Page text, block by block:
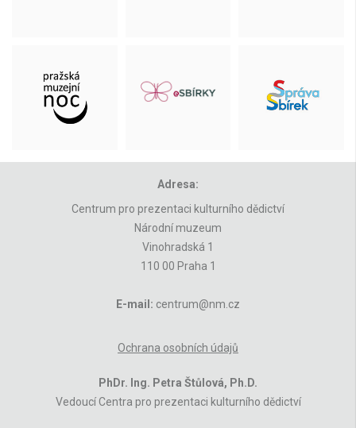
Adresa:
Centrum pro prezentaci kulturního dědictví
Národní muzeum
Vinohradská 1
110 00 Praha 1
E-mail: centrum@nm.cz
Ochrana osobních údajů
PhDr. Ing. Petra Štůlová, Ph.D.
Vedoucí Centra pro prezentaci kulturního dědictví